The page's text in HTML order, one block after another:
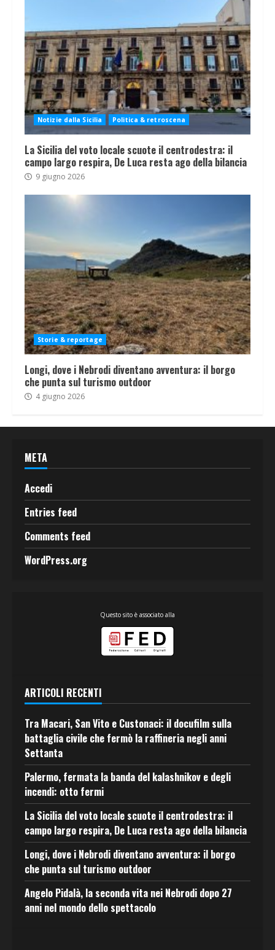
Notizie dalla Sicilia Politica & retroscena
La Sicilia del voto locale scuote il centrodestra: il
campo largo respira, De Luca resta ago della bilancia
9 giugno 2026
Storie & reportage
Longi, dove i Nebrodi diventano avventura: il borgo
che punta sul turismo outdoor
4 giugno 2026
META
Accedi
Entries feed
Comments feed
WordPress.org
Questo sito è associato alla
ARTICOLI RECENTI
Tra Macari, San Vito e Custonaci: il docufilm sulla
battaglia civile che fermò la raffineria negli anni
Settanta
Palermo, fermata la banda del kalashnikov e degli
incendi: otto fermi
La Sicilia del voto locale scuote il centrodestra: il
campo largo respira, De Luca resta ago della bilancia
Longi, dove i Nebrodi diventano avventura: il borgo
che punta sul turismo outdoor
Angelo Pidalà, la seconda vita nei Nebrodi dopo 27
anni nel mondo dello spettacolo